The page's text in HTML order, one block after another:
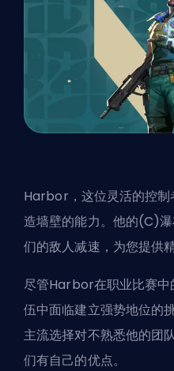
Harbor，这位灵活的控制
造墙壁的能力。他的(C)
们的敌人减速，为您提供
尽管Harbor在职业比赛中
伍中面临建立强势地位的
主流选择对不熟悉他的团
们有自己的优点。